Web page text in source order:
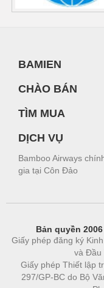
BAMIEN
CHÀO BÁN
TÌM MUA
DỊCH VỤ
Bamboo Airways
gia tại Côn Đảo
Bản quyền
Giấy phép đăng ký
và Đầu
Giấy phép Thiết lập
297/GP-BC do Bộ